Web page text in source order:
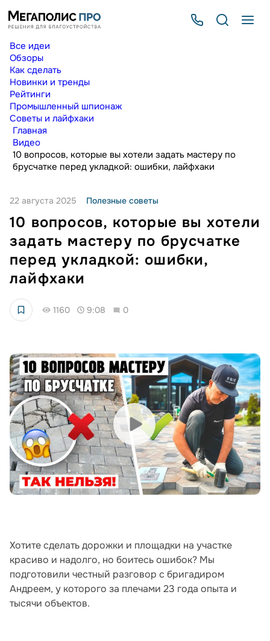
Все идеи
Обзоры
Как сделать
Новинки и тренды
Рейтинги
Промышленный шпионаж
Советы и лайфхаки
Главная
Видео
10 вопросов, которые вы хотели задать мастеру по
брусчатке перед укладкой: ошибки, лайфхаки
22 августа 2025 Полезные советы
10 вопросов, которые вы хотели
задать мастеру по брусчатке
перед укладкой: ошибки,
лайфхаки
1160 9:08 0
Хотите сделать дорожки и площадки на участке
красиво и надолго, но боитесь ошибок? Мы
подготовили честный разговор с бригадиром
Андреем, у которого за плечами 23 года опыта и
тысячи объектов.